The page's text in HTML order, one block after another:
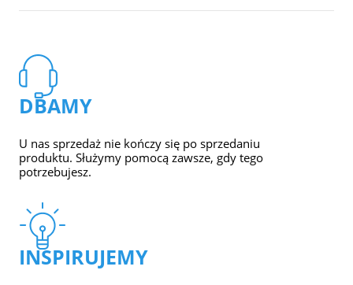
DBAMY
U nas sprzedaż nie kończy się po sprzedaniu
produktu. Służymy pomocą zawsze, gdy tego
potrzebujesz.
INSPIRUJEMY